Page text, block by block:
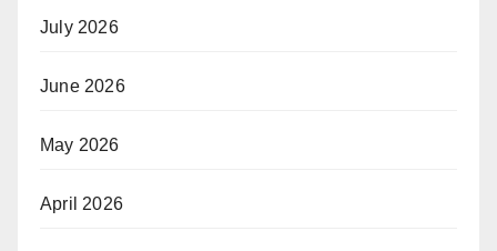
July 2026
June 2026
May 2026
April 2026